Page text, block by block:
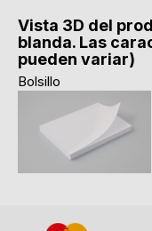
Vista 3D del
blanda. Las
pueden variar)
Bolsillo